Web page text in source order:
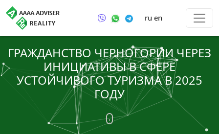
ru en
ГРАЖДАНСТВО ЧЕРНОГОРИИ ЧЕРЕЗ
ИНИЦИАТИВЫ В СФЕРЕ
УСТОЙЧИВОГО ТУРИЗМА В 2025
ГОДУ